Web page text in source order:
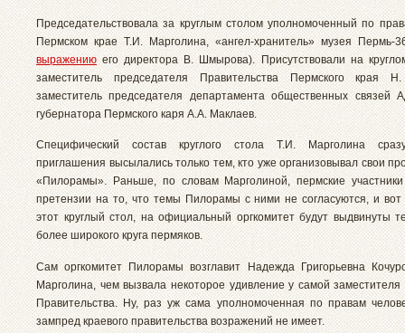
Председательствовала за круглым столом уполномоченный по
Пермском крае Т.И. Марголина, «ангел-хранитель» музея Пермь-
выражению его директора В. Шмырова). Присутствовали на
заместитель председателя Правительства Пермского края
заместитель председателя департамента общественных связей
губернатора Пермского каря А.А. Маклаев.
Специфический состав круглого стола Т.И. Марголина
приглашения высылались только тем, кто уже организовывал свои
«Пилорамы». Раньше, по словам Марголиной, пермские
претензии на то, что темы Пилорамы с ними не согласуются, и вот
этот круглый стол, на официальный оргкомитет будут выдвинуты
более широкого круга пермяков.
Сам оргкомитет Пилорамы возглавит Надежда Григорьевна
Марголина, чем вызвала некоторое удивление у самой заместителя
Правительства. Ну, раз уж сама уполномоченная по правам
зампред краевого правительства возражений не имеет.